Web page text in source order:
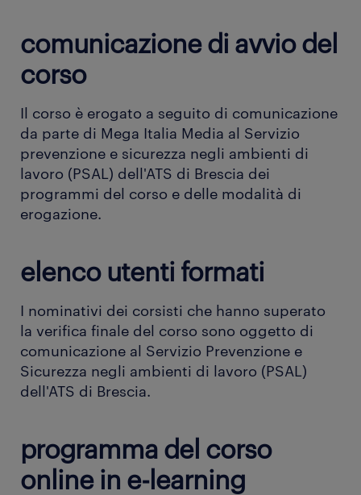
comunicazione di avvio del
corso
Il corso è erogato a seguito di comunicazione
da parte di Mega Italia Media al Servizio
prevenzione e sicurezza negli ambienti di
lavoro (PSAL) dell'ATS di Brescia dei
programmi del corso e delle modalità di
erogazione.
elenco utenti formati
I nominativi dei corsisti che hanno superato
la verifica finale del corso sono oggetto di
comunicazione al Servizio Prevenzione e
Sicurezza negli ambienti di lavoro (PSAL)
dell'ATS di Brescia.
programma del corso
online in e-learning